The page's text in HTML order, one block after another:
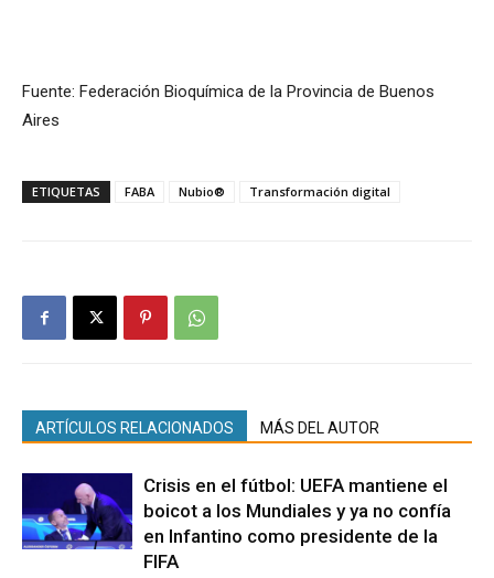
Fuente: Federación Bioquímica de la Provincia de Buenos
Aires
ETIQUETAS FABA Nubio® Transformación digital
ARTÍCULOS RELACIONADOS MÁS DEL AUTOR
Crisis en el fútbol: UEFA mantiene el
boicot a los Mundiales y ya no confía
en Infantino como presidente de la
FIFA